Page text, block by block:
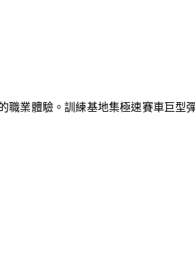
職業體驗。訓練基地集極速賽車巨型